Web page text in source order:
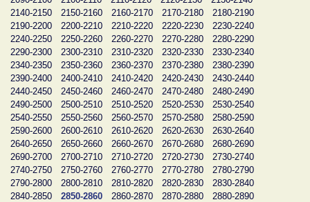
2140-2150
2150-2160 2160-2170 2170-2180
2180-2190
2190-2200
2200-2210 2210-2220 2220-2230
2230-2240
2240-2250
2250-2260 2260-2270 2270-2280
2280-2290
2290-2300
2300-2310 2310-2320 2320-2330
2330-2340
2340-2350
2350-2360 2360-2370 2370-2380
2380-2390
2390-2400
2400-2410 2410-2420 2420-2430
2430-2440
2440-2450
2450-2460 2460-2470 2470-2480
2480-2490
2490-2500
2500-2510 2510-2520 2520-2530
2530-2540
2540-2550
2550-2560 2560-2570 2570-2580
2580-2590
2590-2600
2600-2610 2610-2620 2620-2630
2630-2640
2640-2650
2650-2660 2660-2670 2670-2680
2680-2690
2690-2700
2700-2710 2710-2720 2720-2730
2730-2740
2740-2750
2750-2760 2760-2770 2770-2780
2780-2790
2790-2800
2800-2810 2810-2820 2820-2830
2830-2840
2840-2850
2850-2860 2860-2870 2870-2880
2880-2890